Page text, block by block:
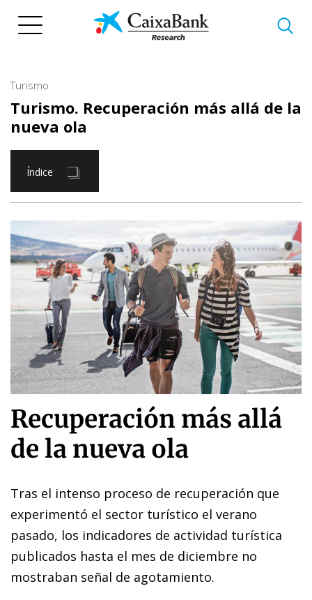
Turismo
Turismo. Recuperación más allá de la
nueva ola
Índice
Recuperación más allá
de la nueva ola
Tras el intenso proceso de recuperación que
experimentó el sector turístico el verano
pasado, los indicadores de actividad turística
publicados hasta el mes de diciembre no
mostraban señal de agotamiento.